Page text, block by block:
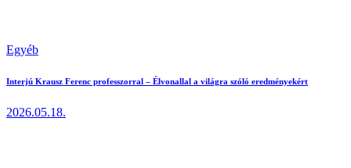
Egyéb
Interjú Krausz Ferenc professzorral – Élvonallal a világra szóló eredményekért
2026.05.18.